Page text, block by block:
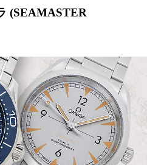
(SEAMASTER